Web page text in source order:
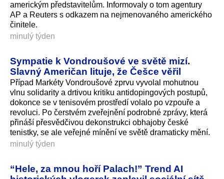
americkým představitelům. Informovaly o tom agentury
AP a Reuters s odkazem na nejmenovaného amerického
činitele.
minulý týden
Sympatie k Vondroušové ve světě mizí.
Slavný Američan lituje, že Češce věřil
Případ Markéty Vondroušové zprvu vyvolal mohutnou
vlnu solidarity a drtivou kritiku antidopingových postupů,
dokonce se v tenisovém prostředí volalo po vzpouře a
revoluci. Po čerstvém zveřejnění podrobné zprávy, která
přináší přesvědčivou dekonstrukci obhajoby české
tenistky, se ale veřejné mínění ve světě dramaticky mění.
minulý týden
“Hele, za mnou hoří Palach!” Trend AI